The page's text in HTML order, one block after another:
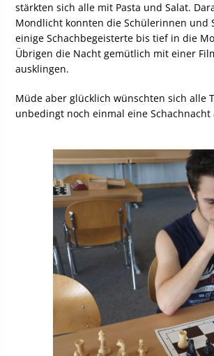
stärkten sich alle mit Pasta und Salat.
Mondlicht konnten die Schülerinnen und
einige Schachbegeisterte bis tief in die
Übrigen die Nacht gemütlich mit einer
ausklingen.
Müde aber glücklich wünschten sich alle
unbedingt noch einmal eine